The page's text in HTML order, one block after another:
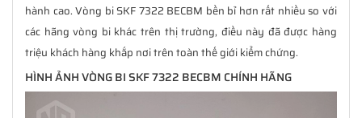
hành cao. Vòng bi SKF 7322 BECBM bền bỉ hơn rất nhiều so với
các hãng vòng bi khác trên thị trường, điều này đã được hàng
triệu khách hàng khắp nơi trên toàn thế giới kiểm chứng.
HÌNH ẢNH VÒNG BI SKF 7322 BECBM CHÍNH HÃNG